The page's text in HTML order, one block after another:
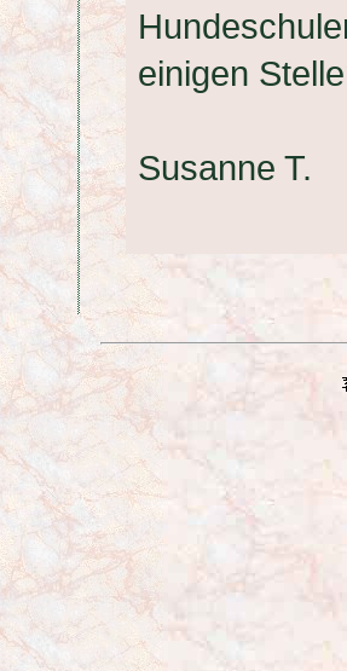
einigen
Susanne T.